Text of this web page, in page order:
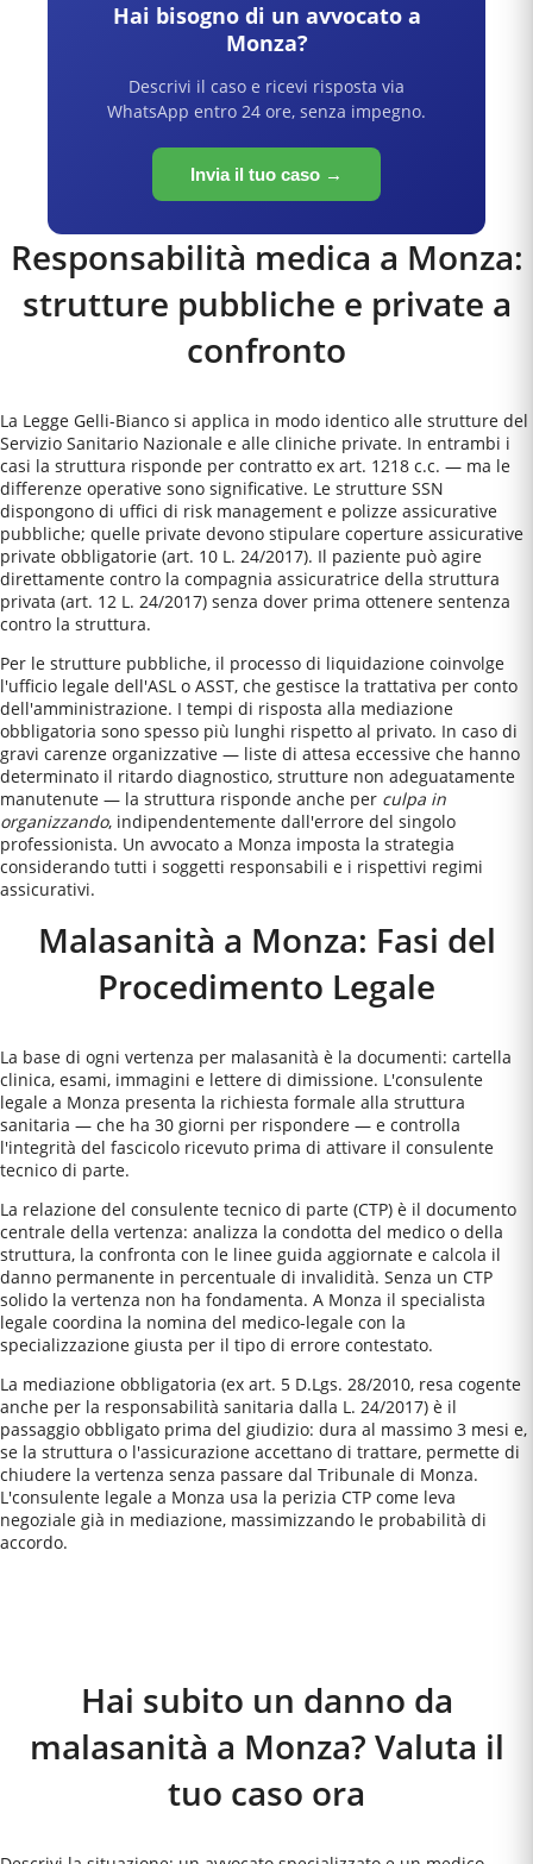
Hai bisogno di un avvocato a
Monza?
Descrivi il caso e ricevi risposta via
WhatsApp entro 24 ore, senza impegno.
Invia il tuo caso →
Responsabilità medica a Monza:
strutture pubbliche e private a
confronto
La Legge Gelli-Bianco si applica in modo identico alle strutture del
Servizio Sanitario Nazionale e alle cliniche private. In entrambi i
casi la struttura risponde per contratto ex art. 1218 c.c. — ma le
differenze operative sono significative. Le strutture SSN
dispongono di uffici di risk management e polizze assicurative
pubbliche; quelle private devono stipulare coperture assicurative
private obbligatorie (art. 10 L. 24/2017). Il paziente può agire
direttamente contro la compagnia assicuratrice della struttura
privata (art. 12 L. 24/2017) senza dover prima ottenere sentenza
contro la struttura.
Per le strutture pubbliche, il processo di liquidazione coinvolge
l'ufficio legale dell'ASL o ASST, che gestisce la trattativa per conto
dell'amministrazione. I tempi di risposta alla mediazione
obbligatoria sono spesso più lunghi rispetto al privato. In caso di
gravi carenze organizzative — liste di attesa eccessive che hanno
determinato il ritardo diagnostico, strutture non adeguatamente
manutenute — la struttura risponde anche per culpa in
organizzando, indipendentemente dall'errore del singolo
professionista. Un avvocato a Monza imposta la strategia
considerando tutti i soggetti responsabili e i rispettivi regimi
assicurativi.
Malasanità a Monza: Fasi del
Procedimento Legale
La base di ogni vertenza per malasanità è la documenti: cartella
clinica, esami, immagini e lettere di dimissione. L'consulente
legale a Monza presenta la richiesta formale alla struttura
sanitaria — che ha 30 giorni per rispondere — e controlla
l'integrità del fascicolo ricevuto prima di attivare il consulente
tecnico di parte.
La relazione del consulente tecnico di parte (CTP) è il documento
centrale della vertenza: analizza la condotta del medico o della
struttura, la confronta con le linee guida aggiornate e calcola il
danno permanente in percentuale di invalidità. Senza un CTP
solido la vertenza non ha fondamenta. A Monza il specialista
legale coordina la nomina del medico-legale con la
specializzazione giusta per il tipo di errore contestato.
La mediazione obbligatoria (ex art. 5 D.Lgs. 28/2010, resa cogente
anche per la responsabilità sanitaria dalla L. 24/2017) è il
passaggio obbligato prima del giudizio: dura al massimo 3 mesi e,
se la struttura o l'assicurazione accettano di trattare, permette di
chiudere la vertenza senza passare dal Tribunale di Monza.
L'consulente legale a Monza usa la perizia CTP come leva
negoziale già in mediazione, massimizzando le probabilità di
accordo.
Hai subito un danno da
malasanità a Monza? Valuta il
tuo caso ora